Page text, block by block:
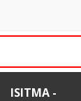
ISITMA -